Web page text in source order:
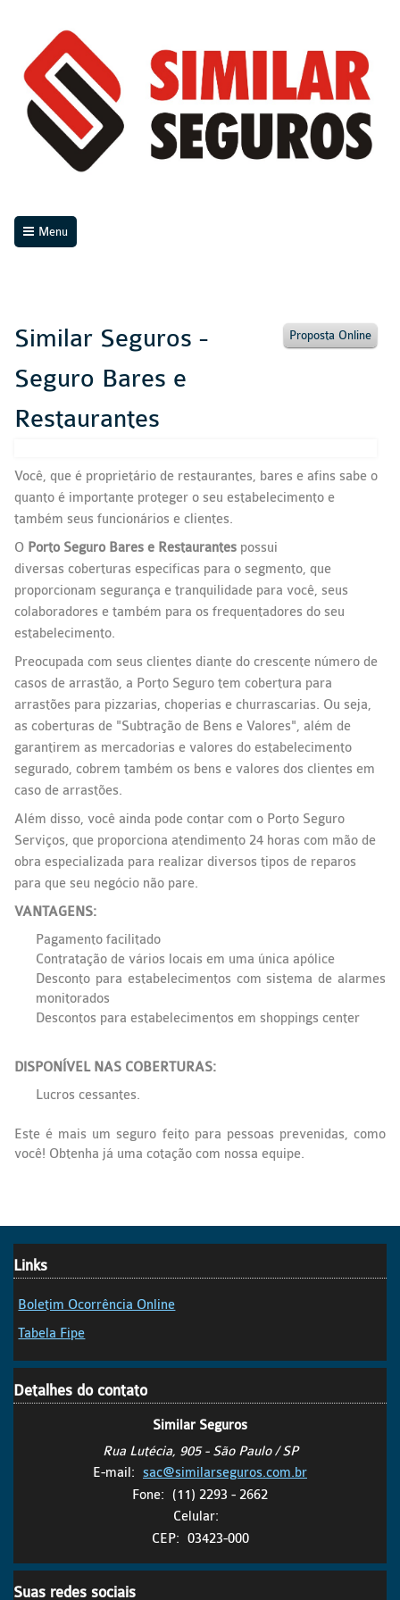
Menu
Proposta Online
Similar Seguros -
Seguro Bares e
Restaurantes
Você, que é proprietário de restaurantes, bares e afins sabe o
quanto é importante proteger o seu estabelecimento e
também seus funcionários e clientes.
O Porto Seguro Bares e Restaurantes possui
diversas coberturas específicas para o segmento, que
proporcionam segurança e tranquilidade para você, seus
colaboradores e também para os frequentadores do seu
estabelecimento.
Preocupada com seus clientes diante do crescente número de
casos de arrastão, a Porto Seguro tem cobertura para
arrastões para pizzarias, choperias e churrascarias. Ou seja,
as coberturas de "Subtração de Bens e Valores", além de
garantirem as mercadorias e valores do estabelecimento
segurado, cobrem também os bens e valores dos clientes em
caso de arrastões.
Além disso, você ainda pode contar com o Porto Seguro
Serviços, que proporciona atendimento 24 horas com mão de
obra especializada para realizar diversos tipos de reparos
para que seu negócio não pare.
VANTAGENS:
Pagamento facilitado
Contratação de vários locais em uma única apólice
Desconto para estabelecimentos com sistema de alarmes
monitorados
Descontos para estabelecimentos em shoppings center
DISPONÍVEL NAS COBERTURAS:
Lucros cessantes.
Este é mais um seguro feito para pessoas prevenidas, como
você! Obtenha já uma cotação com nossa equipe.
Links
Boletim Ocorrência Online
Tabela Fipe
Detalhes do contato
Similar Seguros
Rua Lutécia, 905 - São Paulo / SP
E-mail: sac@similarseguros.com.br
Fone:
(11) 2293 - 2662
Celular:
CEP: 03423-000
Suas redes sociais